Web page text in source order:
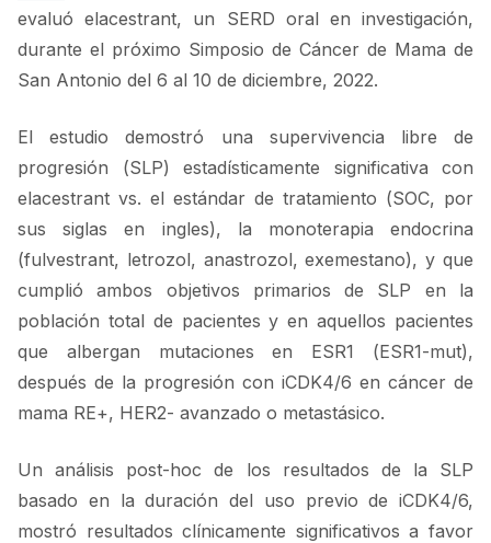
evaluó elacestrant, un SERD oral en investigación,
durante el próximo Simposio de Cáncer de Mama de
San Antonio del 6 al 10 de diciembre, 2022.
El estudio demostró una supervivencia libre de
progresión (SLP) estadísticamente significativa con
elacestrant vs. el estándar de tratamiento (SOC, por
sus siglas en ingles), la monoterapia endocrina
(fulvestrant, letrozol, anastrozol, exemestano), y que
cumplió ambos objetivos primarios de SLP en la
población total de pacientes y en aquellos pacientes
que albergan mutaciones en ESR1 (ESR1-mut),
después de la progresión con iCDK4/6 en cáncer de
mama RE+, HER2- avanzado o metastásico.
Un análisis post-hoc de los resultados de la SLP
basado en la duración del uso previo de iCDK4/6,
mostró resultados clínicamente significativos a favor